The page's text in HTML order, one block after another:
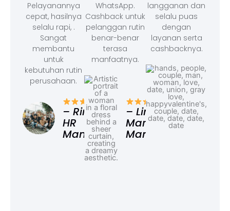
Pelayanannya
cepat, hasilnya
selalu rapi, .
Sangat
membantu
untuk
kebutuhan rutin
perusahaan.
– Rina,
HR
Manager
WhatsApp.
Cashback untuk
pelanggan rutin
benar-benar
terasa
manfaatnya.
– Linda,
Marketing
Manager
langganan dan
selalu puas
dengan
layanan serta
cashbacknya.